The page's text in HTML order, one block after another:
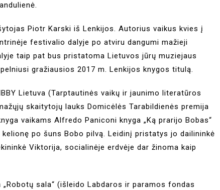
Piotr Karski iš Lenkijos. Autorius vaikus kvies į
festivalio dalyje po atviru dangumi mažieji
taip pat bus pristatoma Lietuvos jūrų muziejaus
gražiausios 2017 m. Lenkijos knygos titulą.
Lietuva (Tarptautinės vaikų ir jaunimo literatūros
skaitytojų lauks Domicėlės Tarabildienės premija
vaikams Alfredo Paniconi knyga „Ką prarijo Bobas“
po šuns Bobo pilvą. Leidinį pristatys jo dailininkė
Viktorija, socialinėje erdvėje dar žinoma kaip
sala“ (išleido Labdaros ir paramos fondas